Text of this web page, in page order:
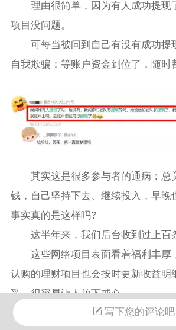
理由很简单，因为有人成功提现
项目没问题。
可每当被问到自己有没有成功提
自我欺骗：等账户资金到位了，随时
其实这是很多参与者的通病：总
钱，自己坚持下去、继续投入，早晚
事实真的是这样吗?
这半年来，我们后台收到过上百
这些网络项目表面看着福利丰厚
认购的理财项目也会按时更新收益明
妥，很容易让人放下戒心。
可所有人的结局都一样。一旦想
写下您的评论吧